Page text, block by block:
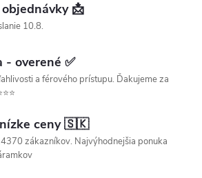
📩
10.8.
- overené ✅
a férového prístupu. Ďakujeme za
ceny 🇸🇰
zákazníkov. Najvýhodnejšia ponuka